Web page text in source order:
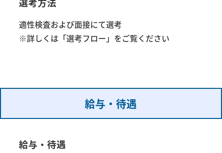
適性検査および面接にて選考
※詳しくは「選考フロー」をご覧ください
給与・待遇
給与・待遇